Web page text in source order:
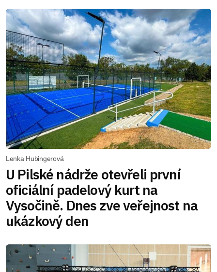
Lenka Hubingerová
U Pilské nádrže otevřeli první
oficiální padelový kurt na
Vysočině. Dnes zve veřejnost na
ukázkový den